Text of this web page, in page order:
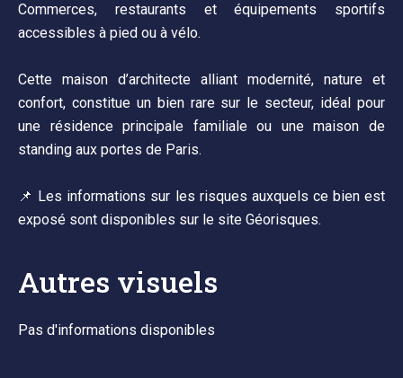
Commerces, restaurants et équipements sportifs
accessibles à pied ou à vélo.
Cette maison d’architecte alliant modernité, nature et
confort, constitue un bien rare sur le secteur, idéal pour
une résidence principale familiale ou une maison de
standing aux portes de Paris.
📌 Les informations sur les risques auxquels ce bien est
exposé sont disponibles sur le site Géorisques.
Autres visuels
Pas d'informations disponibles